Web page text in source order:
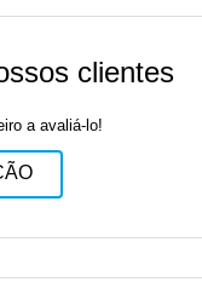
clientes
a avaliá-lo!